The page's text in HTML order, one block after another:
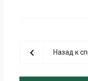
Назад к